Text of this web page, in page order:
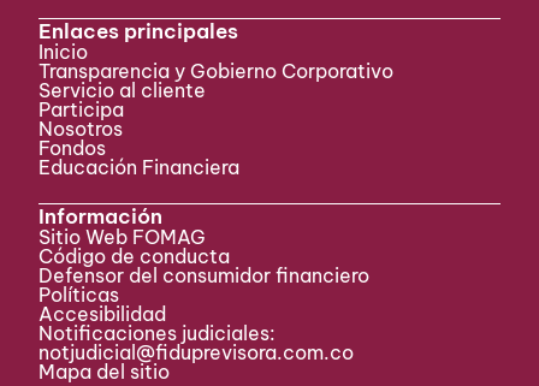
Enlaces principales
Inicio
Transparencia y Gobierno Corporativo
Servicio al cliente
Participa ​
Nosotros
Fondos
Educación Financiera
Información
Sitio Web FOMAG
Código de conducta
Defensor del consumidor financiero
Políticas
Accesibilidad
Notificaciones judiciales:
notjudicial@fiduprevisora.com.co
Mapa del sitio